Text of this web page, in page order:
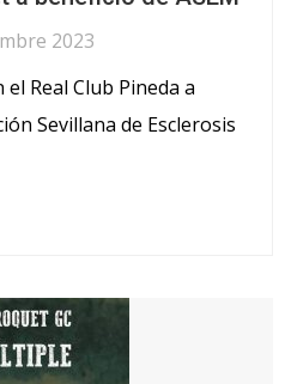
2023
Real Club Pineda a
Sevillana de Esclerosis